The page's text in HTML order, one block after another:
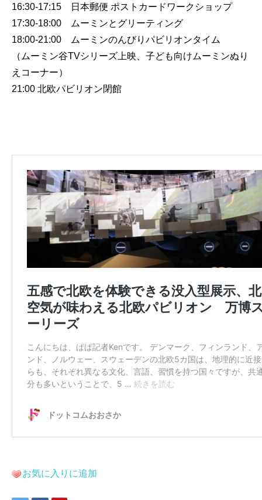
16:30-17:15 日本郵便 ポストカードワークショップ
17:30-18:00 ムーミンとグリーティング
18:00-21:00 ムーミンのんびりパビリオンタイム
（ムーミン谷TVシリーズ上映、子ども向けムーミンぬり
えコーナー）
21:00 北欧パビリオン閉館
お気に入りに追加